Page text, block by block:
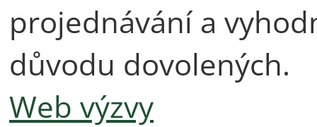
projednávání a
důvodu dovolených.
Web výzvy